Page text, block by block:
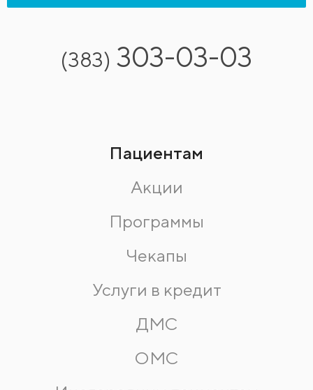
(383) 303-03-03
Пациентам
Акции
Программы
Чекапы
Услуги в кредит
ДМС
ОМС